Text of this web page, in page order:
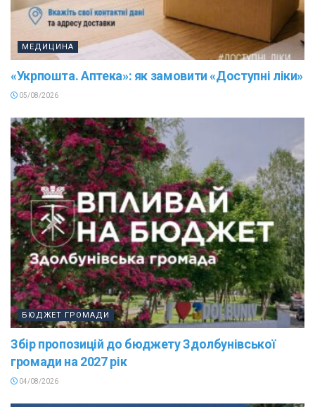
МЕДИЦИНА
«Укрпошта. Аптека»: як замовити «Доступні ліки»
05/08/2026
БЮДЖЕТ ГРОМАДИ
Збір пропозицій до бюджету Здолбунівської
громади на 2027 рік
04/08/2026